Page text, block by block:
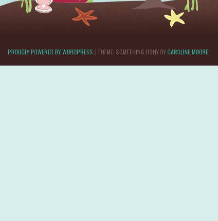
PROUDLY POWERED BY WORDPRESS | THEME: SOMETHING FISHY BYCAROLINE MOORE